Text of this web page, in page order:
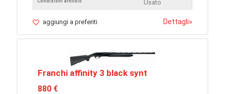
Usato
aggiungi a preferiti Dettagli»
Franchi affinity 3 black synt
880 €